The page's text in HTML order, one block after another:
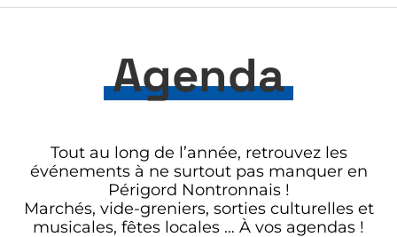
Agenda
Tout au long de l’année, retrouvez les
événements à ne surtout pas manquer en
Périgord Nontronnais !
Marchés, vide-greniers, sorties culturelles et
musicales, fêtes locales … À vos agendas !